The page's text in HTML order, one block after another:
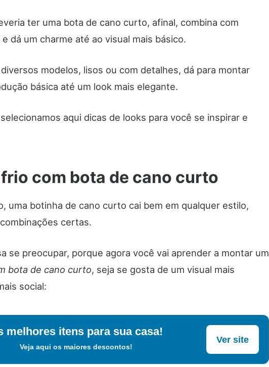
ter uma bota de cano curto, afinal, combina com
dá um charme até ao visual mais básico.
modelos, lisos ou com detalhes, dá para montar
básica até um look mais elegante.
aqui dicas de looks para você se inspirar e
com bota de cano curto
uma botinha de cano curto cai bem em qualquer estilo,
certas.
se preocupar, porque agora você vai aprender a montar um
bota de cano curto, seja se gosta de um visual mais
social:
melhores itens para sua casa!
Veja aqui os maiores descontos!
Ver site